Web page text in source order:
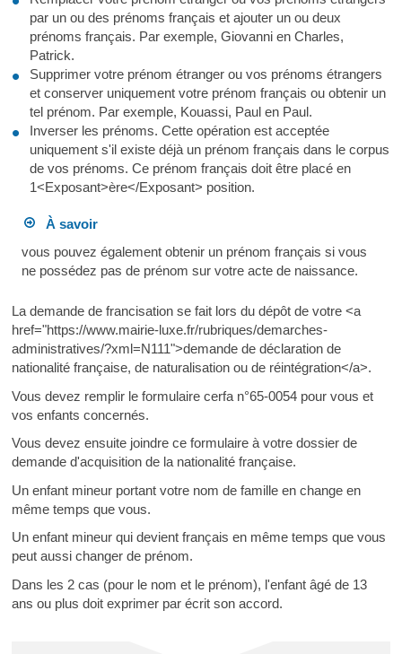
par un ou des prénoms français et ajouter un ou deux
prénoms français. Par exemple, Giovanni en Charles,
Patrick.
Supprimer votre prénom étranger ou vos prénoms étrangers
et conserver uniquement votre prénom français ou obtenir un
tel prénom. Par exemple, Kouassi, Paul en Paul.
Inverser les prénoms. Cette opération est acceptée
uniquement s'il existe déjà un prénom français dans le corpus
de vos prénoms. Ce prénom français doit être placé en
1<Exposant>ère</Exposant> position.
À savoir
vous pouvez également obtenir un prénom français si vous
ne possédez pas de prénom sur votre acte de naissance.
La demande de francisation se fait lors du dépôt de votre <a
href="https://www.mairie-luxe.fr/rubriques/demarches-
administratives/?xml=N111">demande de déclaration de
nationalité française, de naturalisation ou de réintégration</a>.
Vous devez remplir le formulaire cerfa n°65-0054 pour vous et
vos enfants concernés.
Vous devez ensuite joindre ce formulaire à votre dossier de
demande d'acquisition de la nationalité française.
Un enfant mineur portant votre nom de famille en change en
même temps que vous.
Un enfant mineur qui devient français en même temps que vous
peut aussi changer de prénom.
Dans les 2 cas (pour le nom et le prénom), l'enfant âgé de 13
ans ou plus doit exprimer par écrit son accord.